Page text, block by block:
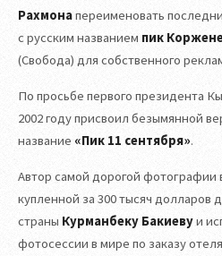
Рахмонапереименовать
с русским названием пик
(Свобода) для собственного
По просьбе первого президента
2002 году присвоил безымянной
название «Пик 11 сентября».
Автор самой дорогой фотографии
купленной за 300 тысяч долларов
страны Курманбеку Бакиевуи
фотосессии в мире по заказу отеля